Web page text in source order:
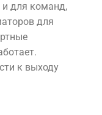
и для команд,
для
к выходу